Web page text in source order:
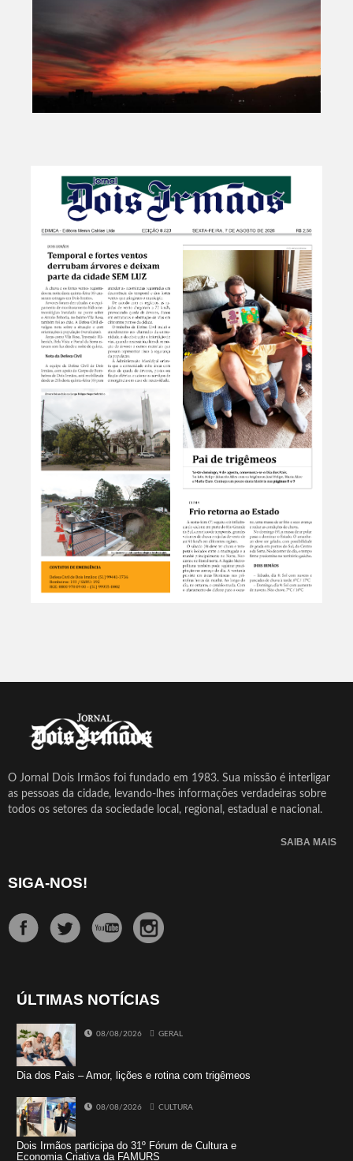
O Jornal Dois Irmãos foi fundado em 1983. Sua missão é interligar
as pessoas da cidade, levando-lhes informações verdadeiras sobre
todos os setores da sociedade local, regional, estadual e nacional.
SAIBA MAIS
SIGA-NOS!
ÚLTIMAS NOTÍCIAS
08/08/2026 GERAL
Dia dos Pais – Amor, lições e rotina com trigêmeos
08/08/2026 CULTURA
Dois Irmãos participa do 31º Fórum de Cultura e
Economia Criativa da FAMURS